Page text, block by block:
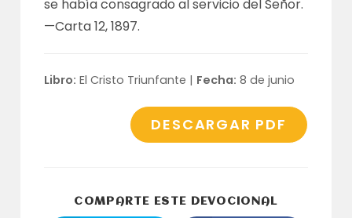
se había consagrado al servicio del Señor.
—Carta 12, 1897.
Libro: El Cristo Triunfante | Fecha: 8 de junio
DESCARGAR PDF
COMPARTE ESTE DEVOCIONAL